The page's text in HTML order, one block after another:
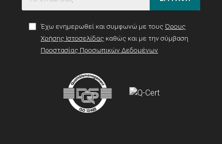
Έχω ενημερωθεί και συμφωνώ με τους Όρους
Χρήσης Ιστοσελίδας καθώς και με την σύμβαση
Προστασίας Προσωπικών Δεδομένων